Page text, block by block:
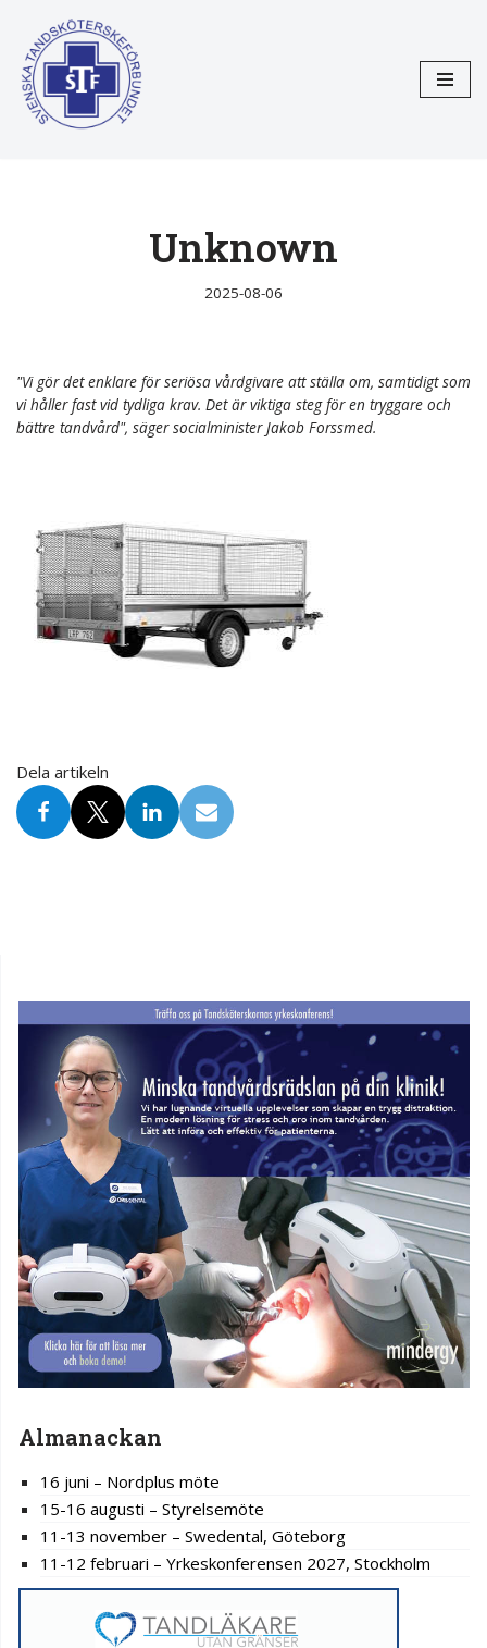
Hoppa
till
innehåll
Unknown
2025-08-06
"Vi gör det enklare för seriösa vårdgivare att ställa om, samtidigt som
vi håller fast vid tydliga krav. Det är viktiga steg för en tryggare och
bättre tandvård", säger socialminister Jakob Forssmed.
Dela artikeln
Almanackan
16 juni – Nordplus möte
15-16 augusti – Styrelsemöte
11-13 november – Swedental, Göteborg
11-12 februari – Yrkeskonferensen 2027, Stockholm